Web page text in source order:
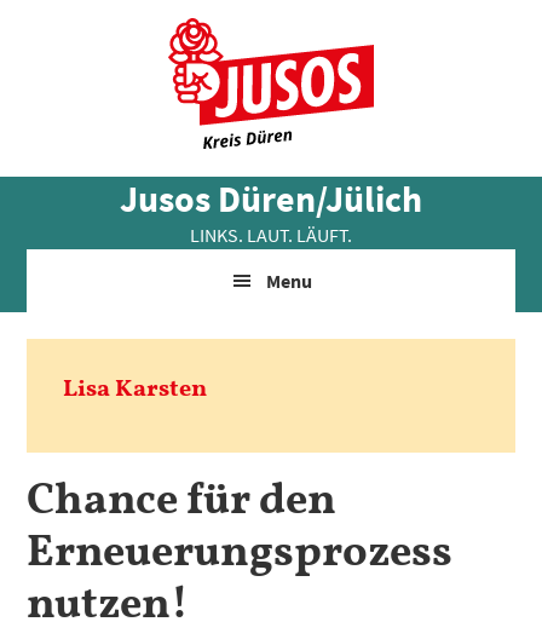
Jusos Düren/Jülich
LINKS. LAUT. LÄUFT.
Menu
Lisa Karsten
Chance für den
Erneuerungsprozess
nutzen!